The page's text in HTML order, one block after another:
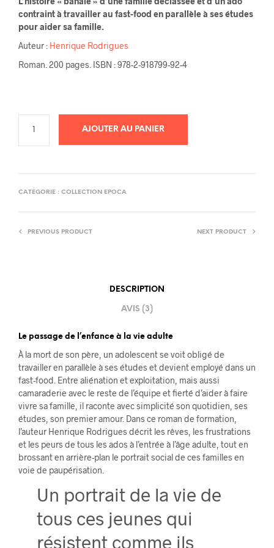
initial
17,00€.
actuel
11,00€.
contraint à travailler au fast-food en parallèle à ses études
pour aider sa famille.
Auteur : Henrique Rodrigues
Roman. 200 pages. ISBN : 978-2-918799-92-4
AJOUTER AU PANIER
CATÉGORIE : COLLECTION EPOCA
PREVIOUS PRODUCT NEXT PRODUCT
DESCRIPTION
AVIS (3)
Le passage de l’enfance à la vie adulte
À la mort de son père, un adolescent se voit obligé de
travailler en parallèle à ses études et devient employé dans un
fast-food. Entre aliénation et exploitation, mais aussi
camaraderie avec le reste de l’équipe et fierté d’aider à faire
vivre sa famille, il raconte avec simplicité son quotidien, ses
études, son premier amour. Dans ce roman de formation,
l’auteur Henrique Rodrigues décrit les rêves, les frustrations
et les peurs de tous les ados à l’entrée à l’âge adulte, tout en
brossant en arrière-plan le portrait social de ces familles en
voie de paupérisation.
Un portrait de la vie de
tous ces jeunes qui
résistent comme ils